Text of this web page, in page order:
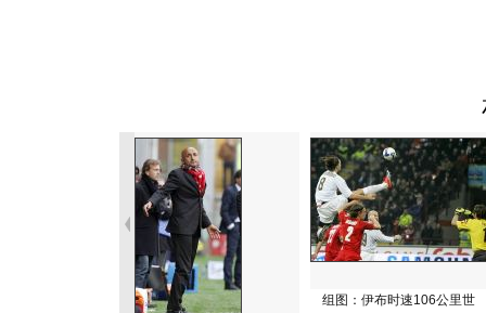
组图：伊布时速106公里世